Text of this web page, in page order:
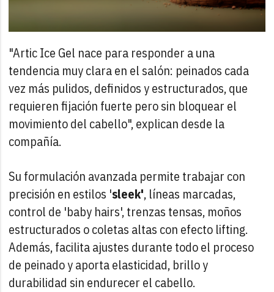
"Artic Ice Gel nace para responder a una
tendencia muy clara en el salón: peinados cada
vez más pulidos, definidos y estructurados, que
requieren fijación fuerte pero sin bloquear el
movimiento del cabello", explican desde la
compañía.
Su formulación avanzada permite trabajar con
precisión en estilos 'sleek', líneas marcadas,
control de 'baby hairs', trenzas tensas, moños
estructurados o coletas altas con efecto lifting.
Además, facilita ajustes durante todo el proceso
de peinado y aporta elasticidad, brillo y
durabilidad sin endurecer el cabello.